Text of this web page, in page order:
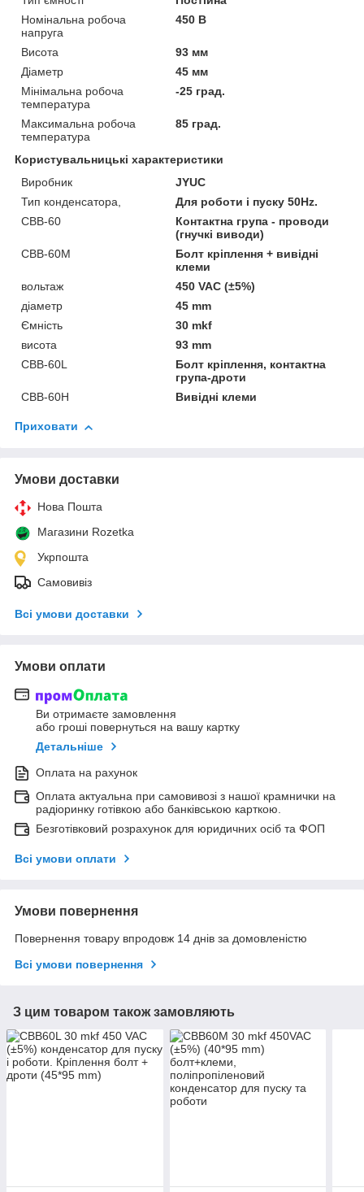
Номінальна робоча
напруга
450 В
Висота
93 мм
Діаметр
45 мм
Мінімальна робоча
температура
-25 град.
Максимальна робоча
температура
85 град.
Користувальницькі характеристики
Виробник
JYUC
Тип конденсатора,
Для роботи і пуску 50Hz.
CBB-60
Контактна група - проводи
(гнучкі виводи)
CBB-60М
Болт кріплення + вивідні
клеми
вольтаж
450 VAC (±5%)
діаметр
45 mm
Ємність
30 mkf
висота
93 mm
CBB-60L
Болт кріплення, контактна
група-дроти
CBB-60H
Вивідні клеми
Приховати
Умови доставки
Нова Пошта
Магазини Rozetka
Укрпошта
Самовивіз
Всі умови доставки
Умови оплати
Ви отримаєте замовлення
або гроші повернуться на вашу картку
Детальніше
Оплата на рахунок
Оплата актуальна при самовивозі з нашої крамнички на
радіоринку готівкою або банківською карткою.
Безготівковий розрахунок для юридичних осіб та ФОП
Всі умови оплати
Умови повернення
Повернення товару впродовж 14 днів за домовленістю
Всі умови повернення
З цим товаром також замовляють